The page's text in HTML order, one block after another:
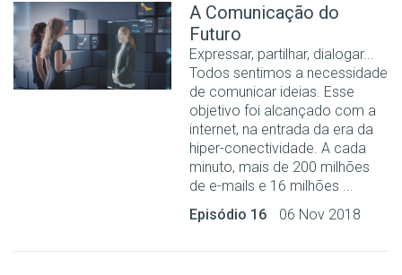
A Comunicação do
Futuro
Expressar, partilhar, dialogar...
Todos sentimos a necessidade
de comunicar ideias. Esse
objetivo foi alcançado com a
internet, na entrada da era da
hiper-conectividade. A cada
minuto, mais de 200 milhões
de e-mails e 16 milhões ...
Episódio 16
06 Nov 2018